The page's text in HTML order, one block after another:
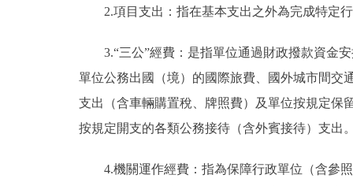
2.項目支出：指在基本支出之外為完成特定
3.“三公”經費：是指單位通過財政撥款資金
單位公務出國（境）的國際旅費、國外城市間交
支出（含車輛購置稅、牌照費）及單位按規定保
按規定開支的各類公務接待（含外賓接待）支出
4.機關運作經費：指為保障行政單位（含參